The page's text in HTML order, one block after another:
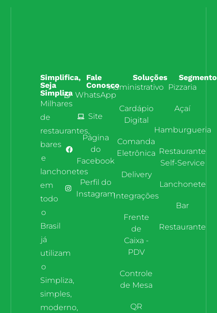
Simplifica,
Seja
Simpliza
Milhares
de
restaurantes,
bares
e
lanchonetes
em
todo
o
Brasil
já
utilizam
o
Simpliza,
simples,
moderno,
Fale
Conosco
WhatsApp
Site
Página
do
Facebook
Perfil do
Instagram
Soluções
Administrativo
Cardápio
Digital
Comanda
Eletrônica
Delivery
Integrações
Frente
de
Caixa -
PDV
Controle
de Mesa
QR
Pizzaria
Açaí
Hamburgueria
Restaurante
Self-Service
Lanchonete
Bar
Restaurante